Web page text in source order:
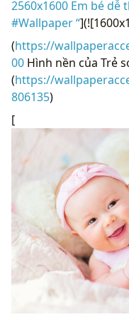
2560x1600 Em bé
#Wallpaper “
(https://
00 Hình nền của Trẻ
(https://
806135)
[